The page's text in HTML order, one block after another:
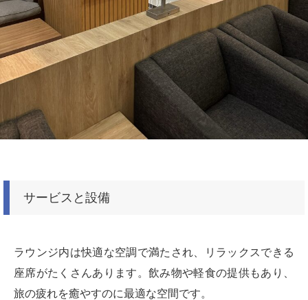
サービスと設備
ラウンジ内は快適な空調で満たされ、リラックスできる
座席がたくさんあります。飲み物や軽食の提供もあり、
旅の疲れを癒やすのに最適な空間です。